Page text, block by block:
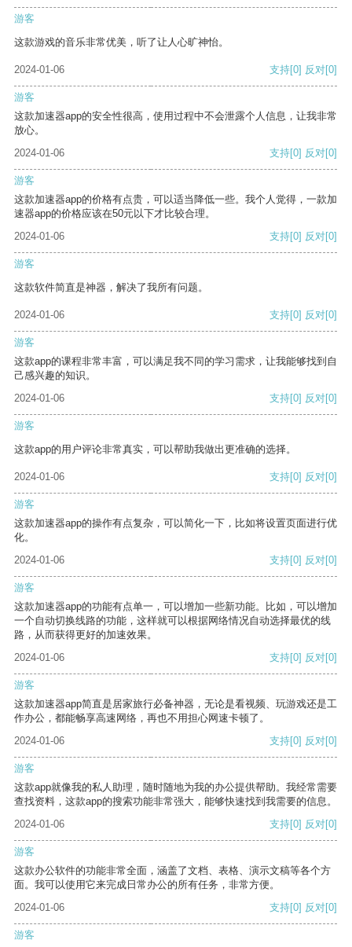
游客
这款游戏的音乐非常优美，听了让人心旷神怡。
2024-01-06 支持[0] 反对[0]
游客
这款加速器app的安全性很高，使用过程中不会泄露个人信息，让我非常
放心。
2024-01-06
支持[0] 反对[0]
游客
这款加速器app的价格有点贵，可以适当降低一些。我个人觉得，一款加
速器app的价格应该在50元以下才比较合理。
2024-01-06
支持[0] 反对[0]
游客
这款软件简直是神器，解决了我所有问题。
2024-01-06 支持[0] 反对[0]
游客
这款app的课程非常丰富，可以满足我不同的学习需求，让我能够找到自
己感兴趣的知识。
2024-01-06
支持[0] 反对[0]
游客
这款app的用户评论非常真实，可以帮助我做出更准确的选择。
2024-01-06 支持[0] 反对[0]
游客
这款加速器app的操作有点复杂，可以简化一下，比如将设置页面进行优
化。
2024-01-06
支持[0] 反对[0]
游客
这款加速器app的功能有点单一，可以增加一些新功能。比如，可以增加
一个自动切换线路的功能，这样就可以根据网络情况自动选择最优的线
路，从而获得更好的加速效果。
2024-01-06
支持[0] 反对[0]
游客
这款加速器app简直是居家旅行必备神器，无论是看视频、玩游戏还是工
作办公，都能畅享高速网络，再也不用担心网速卡顿了。
2024-01-06
支持[0] 反对[0]
游客
这款app就像我的私人助理，随时随地为我的办公提供帮助。我经常需要
查找资料，这款app的搜索功能非常强大，能够快速找到我需要的信息。
2024-01-06
支持[0] 反对[0]
游客
这款办公软件的功能非常全面，涵盖了文档、表格、演示文稿等各个方
面。我可以使用它来完成日常办公的所有任务，非常方便。
2024-01-06
支持[0] 反对[0]
游客